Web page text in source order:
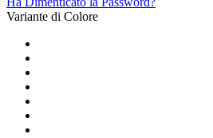
Variante di Colore